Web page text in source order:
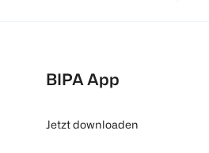
BIPA App
Jetzt downloaden